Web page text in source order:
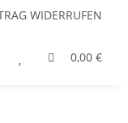
WIDERRUFEN
0,00 €